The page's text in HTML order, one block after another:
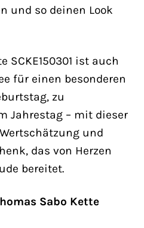
und so deinen Look
SCKE150301 ist auch
für einen besonderen
zu
Jahrestag – mit dieser
und
das von Herzen
bereitet.
Sabo Kette